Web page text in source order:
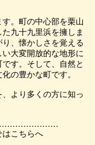
。町の中心部を栗山
九十九里浜を擁しま
、懐かしさを覚える
大変開放的な地形に
す。そして、自然と
の豊かな町です。
より多くの方に知っ
はこちらへ